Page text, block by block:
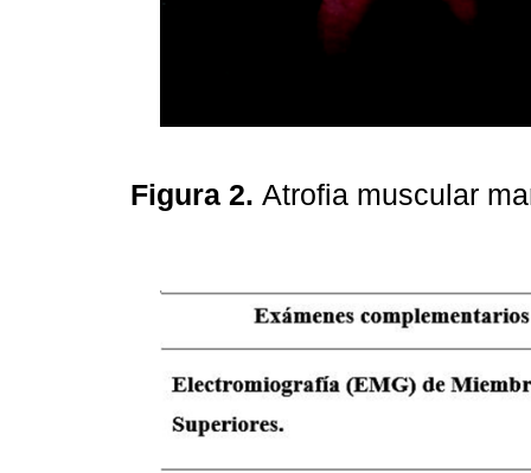
Figura 2. Atrofia muscular